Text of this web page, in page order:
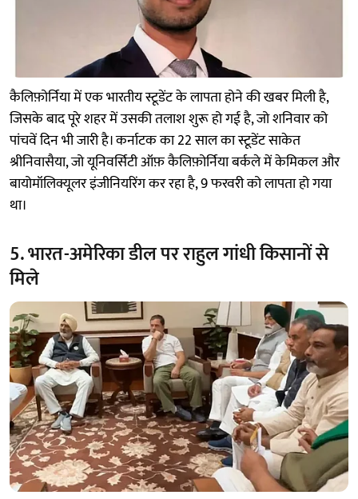
कैलिफ़ोर्निया में एक भारतीय स्टूडेंट के लापता होने की खबर मिली है,
जिसके बाद पूरे शहर में उसकी तलाश शुरू हो गई है, जो शनिवार को
पांचवें दिन भी जारी है। कर्नाटक का 22 साल का स्टूडेंट साकेत
श्रीनिवासैया, जो यूनिवर्सिटी ऑफ़ कैलिफ़ोर्निया बर्कले में केमिकल और
बायोमॉलिक्यूलर इंजीनियरिंग कर रहा है, 9 फरवरी को लापता हो गया
था।
5. भारत-अमेरिका डील पर राहुल गांधी किसानों से
मिले